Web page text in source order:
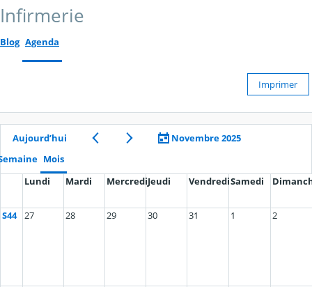
Infirmerie
Blog Agenda
Imprimer
Aujourd’hui
Novembre 2025
Mois
Lundi
Mardi MercrediJeudi VendrediSamedi
S44 27 28 29 30 31 1 2